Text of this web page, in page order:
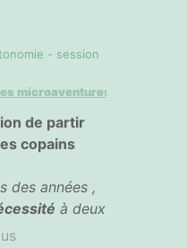
groupe
accessible,
en pratique
du
!
- session
microaventures
de partir
copains
des années ,
à deux
découvrir la